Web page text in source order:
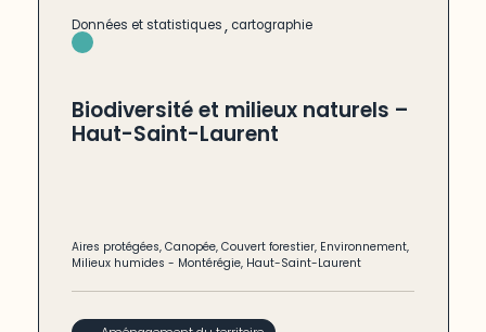
Données et statistiques, cartographie
Biodiversité et milieux naturels –
Haut-Saint-Laurent
Aires protégées,Canopée,Couvert forestier, Environnement,
Milieux humides - Montérégie, Haut-Saint-Laurent